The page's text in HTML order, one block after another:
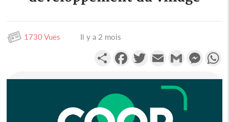
1730 Vues Il y a 2 mois
PartagerFacebookTwitterEmail Gmail